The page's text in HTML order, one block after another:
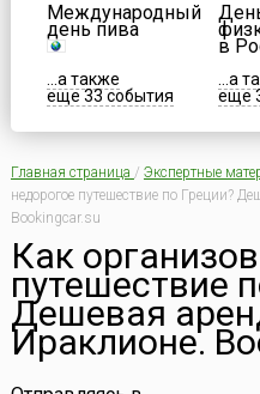
Международный
день пива
...а также
еще 33 события
в
...а
еще
Главная страница / Экспертные
недорогое путешествие по Греции?
Bookingcar.su
Как
путешествие
Дешевая
Ираклионе.